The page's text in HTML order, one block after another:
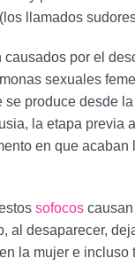
llamados
causados por el
sexuales
se produce desde
la etapa previa
en que acaban
sofocos
al desaparecer,
la mujer e incluso